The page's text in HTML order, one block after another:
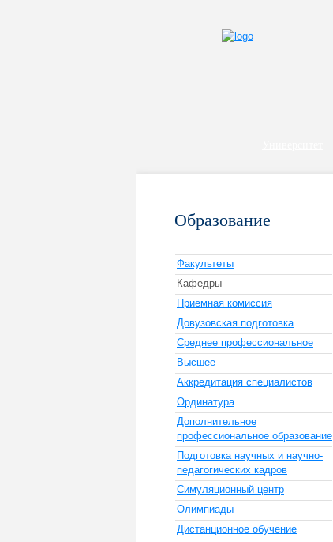
Образование
Факультеты
Кафедры
Приемная комиссия
Довузовская подготовка
Среднее профессиональное
Высшее
Аккредитация специалистов
Ординатура
Дополнительное
профессиональное образование
Подготовка научных и научно-
педагогических кадров
Симуляционный центр
Олимпиады
Дистанционное обучение